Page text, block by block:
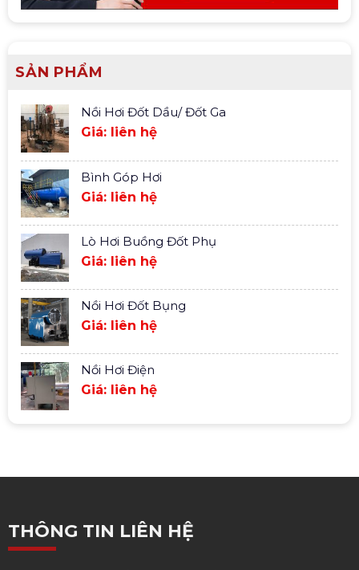
SẢN PHẨM
Nồi Hơi Đốt Dầu/ Đốt Ga
Giá: liên hệ
Bình Góp Hơi
Giá: liên hệ
Lò Hơi Buồng Đốt Phụ
Giá: liên hệ
Nồi Hơi Đốt Bụng
Giá: liên hệ
Nồi Hơi Điện
Giá: liên hệ
THÔNG TIN LIÊN HỆ